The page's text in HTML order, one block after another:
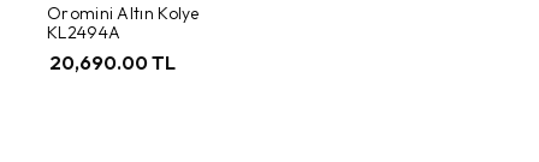
Oromini Altın Kolye
KL2494A
20,690.00 TL